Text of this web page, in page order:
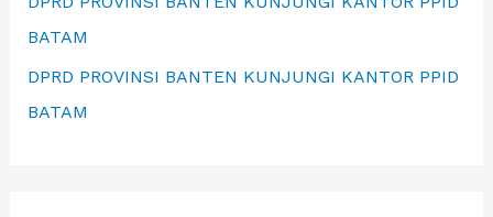
BATAM
DPRD PROVINSI BANTEN KUNJUNGI KANTOR PPID
BATAM